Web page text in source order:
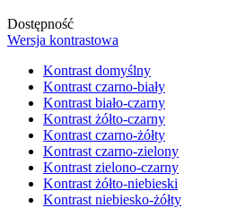
Dostępność
Wersja kontrastowa
Kontrast domyślny
Kontrast czarno-biały
Kontrast biało-czarny
Kontrast żółto-czarny
Kontrast czarno-żółty
Kontrast czarno-zielony
Kontrast zielono-czarny
Kontrast żółto-niebieski
Kontrast niebiesko-żółty